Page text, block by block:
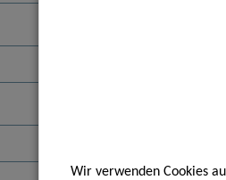
Wir verwenden Cookies